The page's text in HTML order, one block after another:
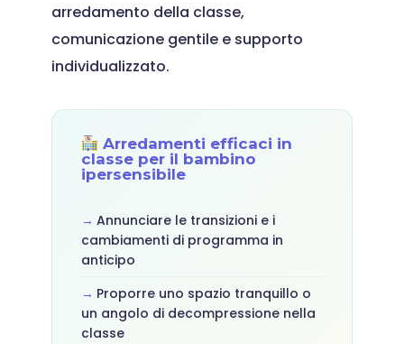
arredamento della classe,
comunicazione gentile e supporto
individualizzato.
Arredamenti efficaci in
classe per il bambino
ipersensibile
Annunciare le transizioni e i
cambiamenti di programma in
anticipo
Proporre uno spazio tranquillo o
un angolo di decompressione nella
classe